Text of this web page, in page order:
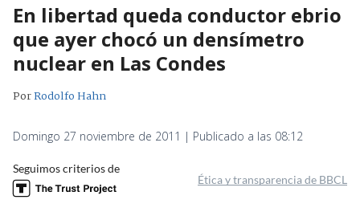
En libertad queda conductor ebrio
que ayer chocó un densímetro
nuclear en Las Condes
PorRodolfo Hahn
Domingo 27 noviembre de 2011 | Publicado a las 08:12
Seguimos criterios de
Ética y transparencia de BBCL